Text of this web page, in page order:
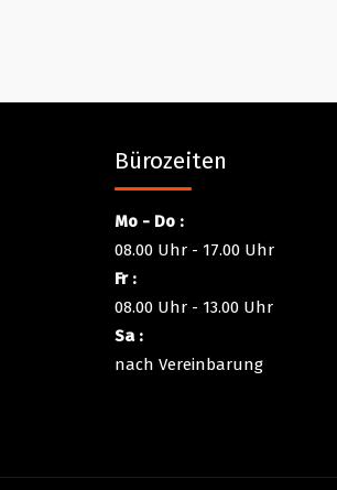
Bürozeiten
Mo - Do :
08.00 Uhr - 17.00 Uhr
Fr :
08.00 Uhr - 13.00 Uhr
Sa :
nach Vereinbarung